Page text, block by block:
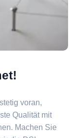
voran,
Qualität mit
Machen Sie